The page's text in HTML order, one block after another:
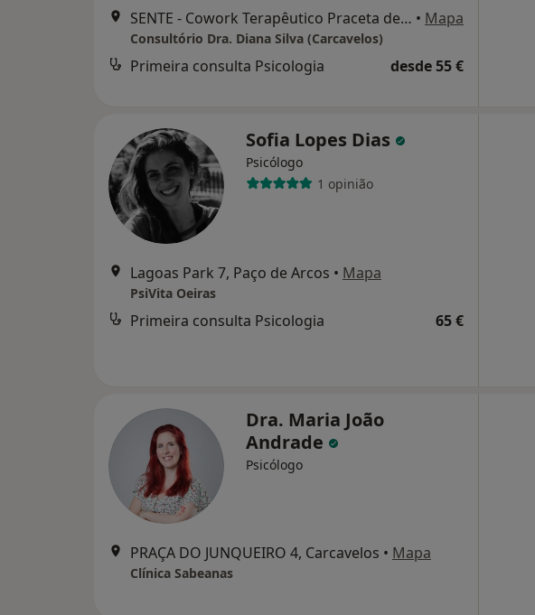
SENTE - Cowork Terapêutico Praceta de Portugal, 63 A Quinta de São Gonçalo, Carcavelos • Mapa
Consultório Dra. Diana Silva (Carcavelos)
Primeira consulta Psicologia desde 55 €
Sofia Lopes Dias
Psicólogo
1 opinião
Lagoas Park 7, Paço de Arcos • Mapa
PsiVita Oeiras
Primeira consulta Psicologia 65 €
Dra. Maria João
Andrade
Psicólogo
PRAÇA DO JUNQUEIRO 4, Carcavelos • Mapa
Clínica Sabeanas